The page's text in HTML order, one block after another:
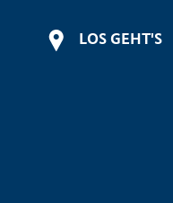
LOS GEHT'S